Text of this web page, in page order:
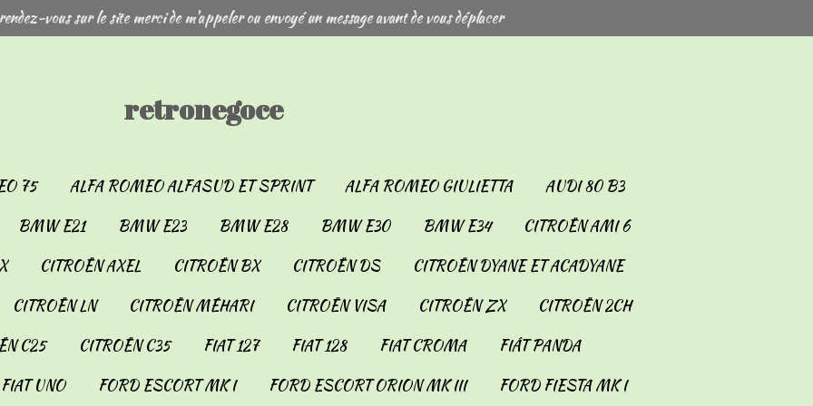
vous sur le site merci de m'appeler ou envoyé un message avant de vous déplacer
retronegoce
75 ALFA ROMEO ALFASUD ET SPRINT ALFA ROMEO GIULIETTA
AUDI 80 B3
BMW E21 BMW E23 BMW E28 BMW E30 BMW E34
CITROËN AMI 6
CITROËN AXEL CITROËN BX CITROËN DS
CITROËN DYANE ET ACADYANE
CITROËN LN CITROËN MÉHARI CITROËN VISA CITROËN ZX
CITROËN 2CH
C25 CITROËN C35 FIAT 127 FIAT 128 FIAT CROMA
FIÂT PANDA
FIAT UNO FORD ESCORT MK I FORD ESCORT ORION MK III
FORD FIESTA MK I